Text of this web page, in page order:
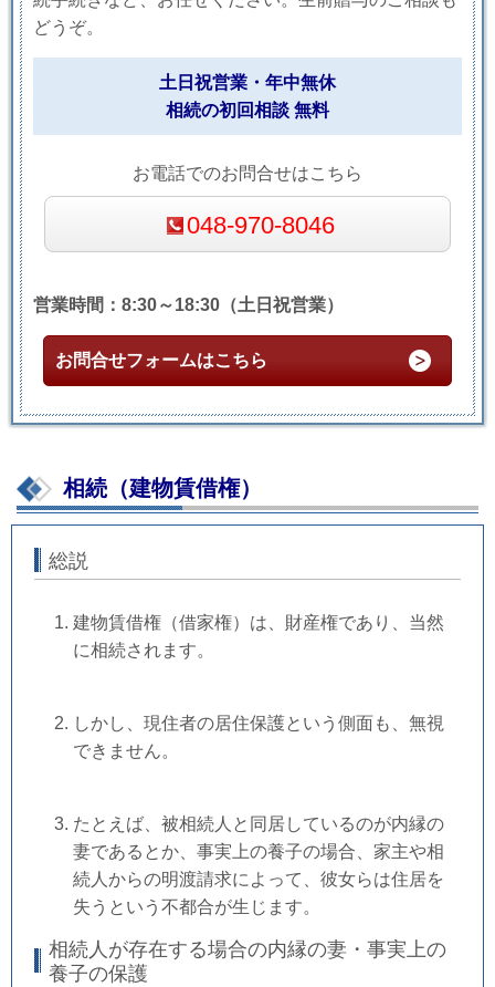
どうぞ。
土日祝営業・年中無休
相続の初回相談 無料
お電話でのお問合せはこちら
048-970-8046
営業時間：8:30～18:30（土日祝営業）
お問合せフォームはこちら
相続（建物賃借権）
総説
建物賃借権（借家権）は、財産権であり、当然
に相続されます。
しかし、現住者の居住保護という側面も、無視
できません。
たとえば、被相続人と同居しているのが内縁の
妻であるとか、事実上の養子の場合、家主や相
続人からの明渡請求によって、彼女らは住居を
失うという不都合が生じます。
相続人が存在する場合の内縁の妻・事実上の
養子の保護